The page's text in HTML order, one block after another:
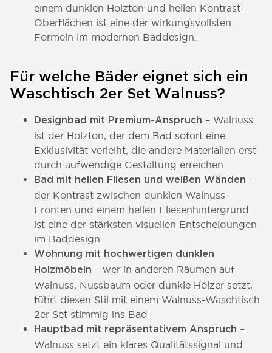
einem dunklen Holzton und hellen Kontrast-
Oberflächen ist eine der wirkungsvollsten
Formeln im modernen Baddesign.
Für welche Bäder eignet sich ein
Waschtisch 2er Set Walnuss?
Designbad mit Premium-Anspruch – Walnuss
ist der Holzton, der dem Bad sofort eine
Exklusivität verleiht, die andere Materialien erst
durch aufwendige Gestaltung erreichen
Bad mit hellen Fliesen und weißen Wänden –
der Kontrast zwischen dunklen Walnuss-
Fronten und einem hellen Fliesenhintergrund
ist eine der stärksten visuellen Entscheidungen
im Baddesign
Wohnung mit hochwertigen dunklen
Holzmöbeln – wer in anderen Räumen auf
Walnuss, Nussbaum oder dunkle Hölzer setzt,
führt diesen Stil mit einem Walnuss-Waschtisch
2er Set stimmig ins Bad
Hauptbad mit repräsentativem Anspruch –
Walnuss setzt ein klares Qualitätssignal und